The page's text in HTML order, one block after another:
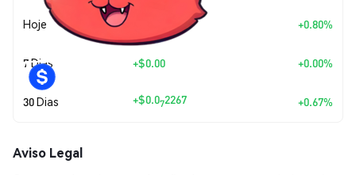
Hoje 2709 +0.80%
7 Dias +$0.00 +0.00%
30 Dias +$0.072267 +0.67%
Aviso Legal